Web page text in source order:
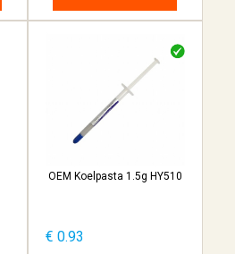
OEM Koelpasta 1.5g HY510
€ 0.93